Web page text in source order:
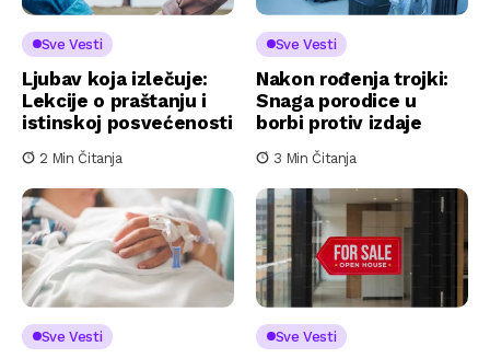
Sve Vesti
Ljubav koja izlečuje:
Lekcije o praštanju i
istinskoj posvećenosti
2 Min Čitanja
Sve Vesti
Nakon rođenja trojki:
Snaga porodice u
borbi protiv izdaje
3 Min Čitanja
Sve Vesti Sve Vesti